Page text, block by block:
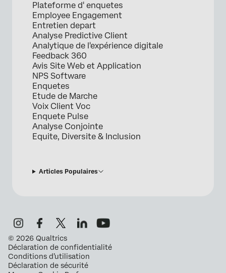
Plateforme d' enquetes
Employee Engagement
Entretien depart
Analyse Predictive Client
Analytique de l'expérience digitale
Feedback 360
Avis Site Web et Application
NPS Software
Enquetes
Etude de Marche
Voix Client Voc
Enquete Pulse
Analyse Conjointe
Equite, Diversite & Inclusion
Articles Populaires
© 2026 Qualtrics
Déclaration de confidentialité
Conditions d’utilisation
Déclaration de sécurité